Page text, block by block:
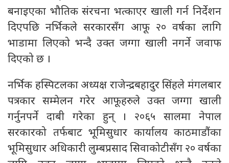
बनाइएका भौतिक संरचना भत्काएर खाली गर्न निर्देशन
दिएपछि नर्भिकले सरकारसँग आफू २० वर्षका लागि
भाडामा लिएको भन्दै उक्त जग्गा खाली नगर्ने जवाफ
दिएको छ ।
नर्भिक हस्पिटलका अध्यक्ष राजेन्द्रबहादुर सिंहले मंगलबार
पत्रकार सम्मेलन गरेर आफूहरुले उक्त जग्गा खाली
गर्नुनपर्ने दाबी गरेका हुन् । २०६५ सालमा नेपाल
सरकारको तर्फबाट भूमिसुधार कार्यालय काठमाडौंका
भूमिसुधार अधिकारी लुम्बप्रसाद सिवाकोटीसँग २० वर्षका